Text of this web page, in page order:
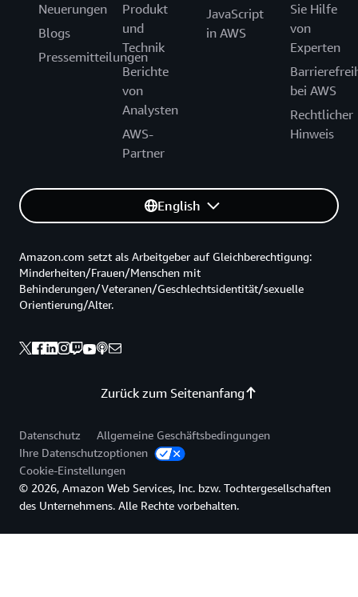
Neuerungen
Blogs
Pressemitteilungen
Produkt
und
Technik
Berichte
von
Analysten
AWS-
Partner
JavaScript
in AWS
Sie Hilfe
von
Experten
bei AWS
Rechtlicher
Hinweis
English
Zurück zum Seitenanfang
Amazon.com setzt als Arbeitgeber auf Gleichberechtigung:
Minderheiten/Frauen/Menschen mit
Behinderungen/Veteranen/Geschlechtsidentität/sexuelle
Orientierung/Alter.
Datenschutz
Allgemeine Geschäftsbedingungen
Ihre Datenschutzoptionen
Cookie-Einstellungen
© 2026, Amazon Web Services, Inc. bzw. Tochtergesellschaften
des Unternehmens. Alle Rechte vorbehalten.